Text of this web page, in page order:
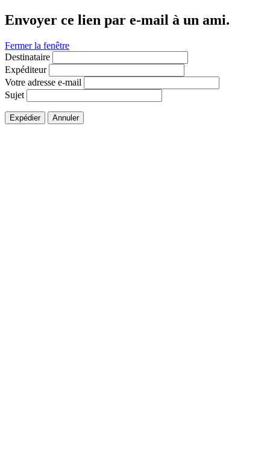
Envoyer ce lien par e-mail à un ami.
Fermer la fenêtre
Destinataire
Expéditeur
Votre adresse e-mail
Sujet
Expédier Annuler